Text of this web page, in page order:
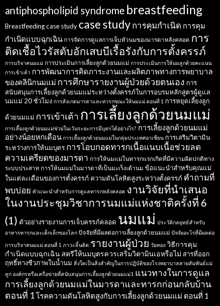
antiphospholipid syndrome breastfeeding
Breastfeeding case study case studyการคุมกำเนิด การคุม
กำเนิดแบบฉุกเฉิน การจัดการดูแลการเจ็บหัวนมของมารดาหลังคลอด การ
ติดเชื้อไวรัสตับอักเสบบีเรื้อรังกับการตั้งครรภ์
การบริจาคนมแม่ การประเมินการเลี้ยงลูกด้วยนมแม่ การประเมินการให้นมลูกด้วยคะแนน
การเข้าเต้า การพัฒนาการคิดภาระงานและผลิตภาพทางการพยาบาล
ของคลินิกนมแม่ การศึกษารายงานผู้ป่วยด้วยตนเอง การ
สนับสนุนการเลี้ยงลูกด้วยนมแม่ระหว่างตั้งครรภ์ในการอบรมหลักสูตรผู้ดูแล
นมแม่ 20 ชั่วโมง การสังเกตมารดาและทารกขณะให้นมแม่ ตอนที่ 1 การหยุดเลี้ยงลูก
ด้วยนมแม่ การเข้าเต้า การเลี้ยงลูกด้วยนมแม่
การเลี้ยงลูกด้วยนมแม่ช่วยในเว้นระยะการมีบุตรได้อย่างไร? การเลี้ยงลูกด้วยนมแม่
อย่างน้อยหกเดือน การเลี้ยงลูกด้วยนมแม่ในกลุ่มประเทศอาเซียน การเสริมวิตามิน
ระหว่างการให้นมบุตร การโอบกอดทารกเนื้อแนบเนื้อช่วยลด
ความเครียดของมารดา การให้นมแม่ในทารกแรกเกิดที่มีความผิดปกติทาง
ระบบประสาท การให้นมแม่ในมารดาที่เป็นมะเร็งเต้านม ข้อแนะนำสำหรับคุณแม่
ในแต่ละเดือนของการตั้งครรภ์ ความดันโลหิตสูงระหว่างตั้งครรภ์ คำถามที่
พบบ่อย คำแนะนำสำหรับการดูแลทารกหลังคลอด งานวิจัยที่นำเสนอ
ในงานประชุมวิชาการนมแม่แห่งชาติครั้งที่ 6
(1) ตัวอย่างรายงานการเจ็บครรภ์คลอด นมแม่ ประวัติกลยุทธ์สำหรับ
อาหารทารกและเด็กเล็กของโลก ปัจจัยที่มีผลต่อการเลี้ยงลูกด้วยนมแม่ ปัจจัยอะไรที่มีผลต่อ
การบริจาคนมแม่ ตอนที่ 1 ภาวะลิ้นติด รายงานผู้ป่วย วัยทอง วิธีการคุม
กำเนิดแบบฉุกเฉิน สตรีให้นมบุตรควรเสริมวิตามินเอหรือไม่ สารที่ออก
ฤทธิ์ทางชีวภาพในน้ำนม สิ่งใดเป็นสิ่งสำคัญในการปฏิบัติของโรงพยาบาลสายสัมพันธ์แม่
ลูก องค์กรหรือเครือข่ายที่สนับสนุนการเลี้ยงลูกด้วยนมแม่1 แนวทางในการดูแล
การเลี้ยงลูกด้วยนมแม่ในมารดาและทารกก่อนกลับบ้าน
ตอนที่ 1โรคความดันโลหิตสูงกับการเลี้ยงลูกด้วยนมแม่ ตอนที่ 1